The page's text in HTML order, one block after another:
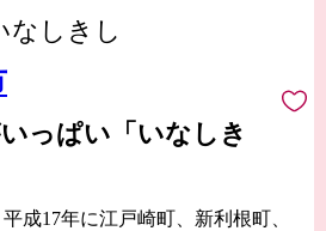
なしきし
っぱい「いなしき
成17年に江戸崎町、新利根町、